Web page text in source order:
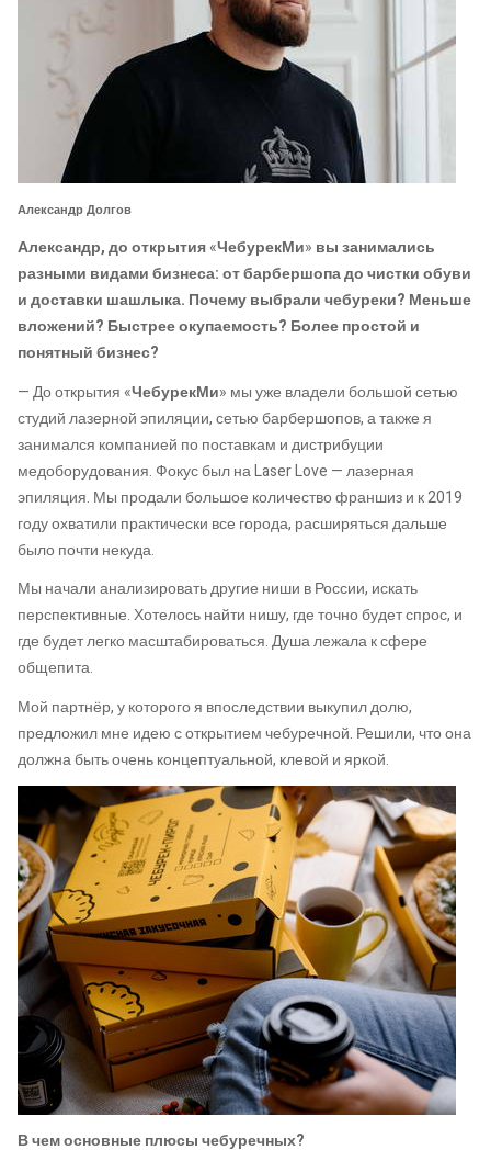
Александр Долгов
Александр, до открытия«ЧебурекМи» вы занимались
разными видами бизнеса: от барбершопа до чистки обуви
и доставки шашлыка. Почему выбрали чебуреки? Меньше
вложений? Быстрее окупаемость? Более простой и
понятный бизнес?
— До открытия «ЧебурекМи» мы уже владели большой сетью
студий лазерной эпиляции, сетью барбершопов, а также я
занимался компанией по поставкам и дистрибуции
медоборудования. Фокус был на Laser Love — лазерная
эпиляция. Мы продали большое количество франшиз и к 2019
году охватили практически все города, расширяться дальше
было почти некуда.
Мы начали анализировать другие ниши в России, искать
перспективные. Хотелось найти нишу, где точно будет спрос, и
где будет легко масштабироваться. Душа лежала к сфере
общепита.
Мой партнёр, у которого я впоследствии выкупил долю,
предложил мне идею с открытием чебуречной. Решили, что она
должна быть очень концептуальной, клевой и яркой.
В чем основные плюсы чебуречных?